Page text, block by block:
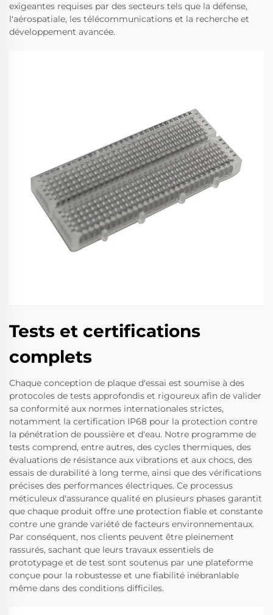
exigeantes requises par des secteurs tels que la défense,
l'aérospatiale, les télécommunications et la recherche et
développement avancée.
Tests et certifications
complets
Chaque conception de plaque d'essai est soumise à des
protocoles de tests approfondis et rigoureux afin de valider
sa conformité aux normes internationales strictes,
notamment la certification IP68 pour la protection contre
la pénétration de poussière et d'eau. Notre programme de
tests comprend, entre autres, des cycles thermiques, des
évaluations de résistance aux vibrations et aux chocs, des
essais de durabilité à long terme, ainsi que des vérifications
précises des performances électriques. Ce processus
méticuleux d'assurance qualité en plusieurs phases garantit
que chaque produit offre une protection fiable et constante
contre une grande variété de facteurs environnementaux.
Par conséquent, nos clients peuvent être pleinement
rassurés, sachant que leurs travaux essentiels de
prototypage et de test sont soutenus par une plateforme
conçue pour la robustesse et une fiabilité inébranlable
même dans des conditions difficiles.